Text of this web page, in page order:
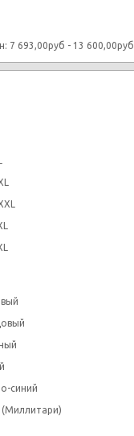
7 693,00руб - 13 600,00руб
синий
(Миллитари)